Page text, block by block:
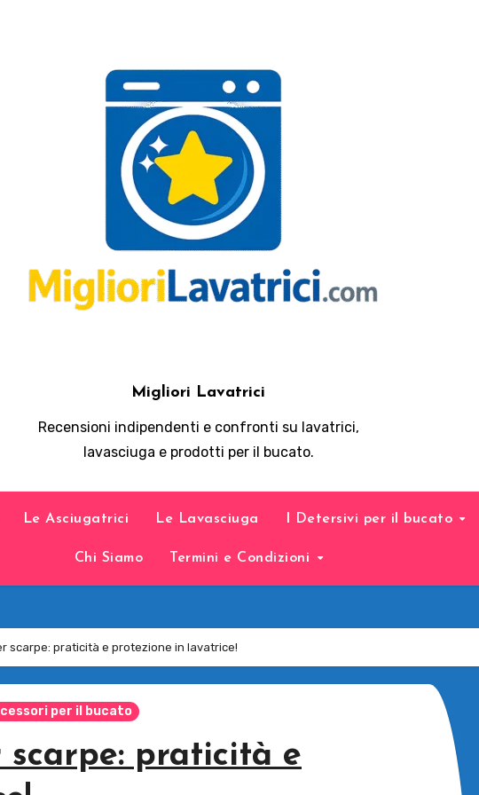
Migliori Lavatrici
Recensioni indipendenti e confronti su lavatrici,
lavasciuga e prodotti per il bucato.
Le Asciugatrici Le Lavasciuga I Detersivi per il bucato
Chi Siamo Termini e Condizioni
scarpe: praticità e protezione in lavatrice!
per il bucato
praticità e